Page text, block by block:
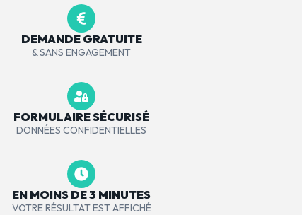
DEMANDE GRATUITE
& SANS ENGAGEMENT
FORMULAIRE SÉCURISÉ
DONNÉES CONFIDENTIELLES
EN MOINS DE 3 MINUTES
VOTRE RÉSULTAT EST AFFICHÉ